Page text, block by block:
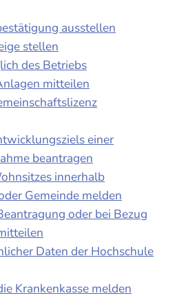
ausstellen
stellen
des Betriebs
mitteilen
einer
beantragen
innerhalb
Gemeinde melden
oder bei Bezug
Daten der Hochschule
Krankenkasse melden